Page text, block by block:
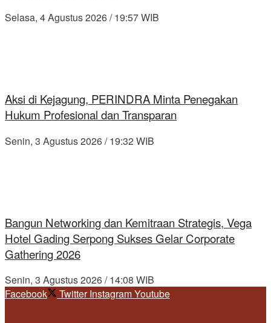
Selasa, 4 Agustus 2026 / 19:57 WIB
Aksi di Kejagung, PERINDRA Minta Penegakan
Hukum Profesional dan Transparan
Senin, 3 Agustus 2026 / 19:32 WIB
Bangun Networking dan Kemitraan Strategis, Vega
Hotel Gading Serpong Sukses Gelar Corporate
Gathering 2026
Senin, 3 Agustus 2026 / 14:08 WIB
Facebook
Twitter InstagramYoutube